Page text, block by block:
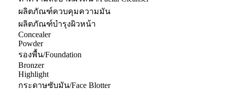
ผลิตภัณฑ์ควบคุมความมัน
ผลิตภัณฑ์บำรุงผิวหน้า
Concealer
Powder
รองพื้น/Foundation
Bronzer
Highlight
กระดาษซับมัน/Face Blotter